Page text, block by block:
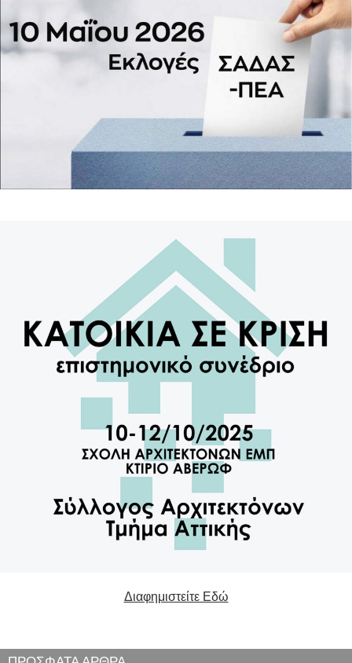
Διαφημιστείτε Εδώ